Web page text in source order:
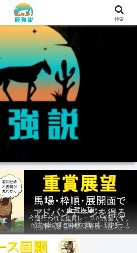
重賞展望
今週行われる重賞レースの展望です。
①馬場状態 ②枠順 ③展開 上記3つの
ファクターから有利にレースを運べる
馬を導き、追い切りの動きを加味して
最終評価を下します。
検索